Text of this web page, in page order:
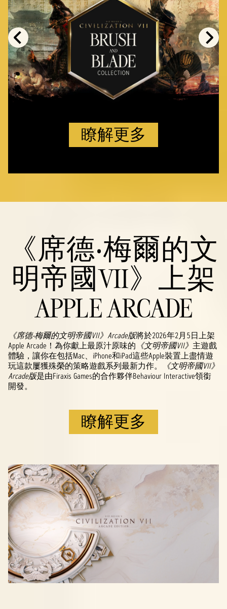
瞭解更多
《席德‧梅爾的文
明帝國VII》上架
APPLE ARCADE
《席德‧梅爾的文明帝國VII》Arcade版將於2026年2月5日上架
Apple Arcade！為你獻上最原汁原味的 《文明帝國VII》 主遊戲
體驗，讓你在包括Mac、iPhone和iPad這些Apple裝置上盡情遊
玩這款屢獲殊榮的策略遊戲系列最新力作。
《文明帝國VII》
Arcade版是由Firaxis Games的合作夥伴Behaviour Interactive領銜
開發。
瞭解更多